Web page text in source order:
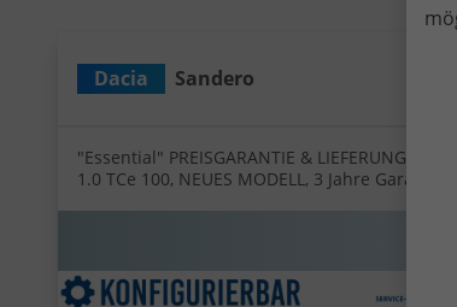
Dacia Sandero
"Essential" PREISGARANTIE & LIEFERUNG
1.0 TCe 100, NEUES MODELL, 3 Jahre Garantie,
Fahrersitz höhenverstellbar